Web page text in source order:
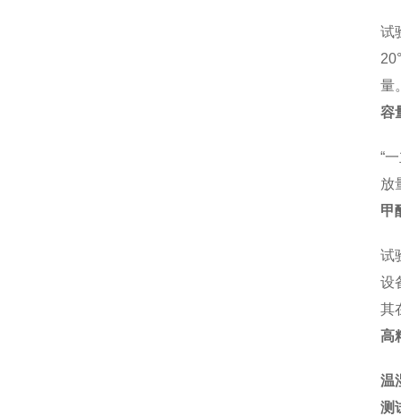
试
量
容
“
放
甲
试
设
其
高
温
测